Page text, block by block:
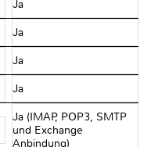
Ja
Ja
Ja
Ja
Ja (IMAP, POP3, SMTP
und Exchange
Anbindung)